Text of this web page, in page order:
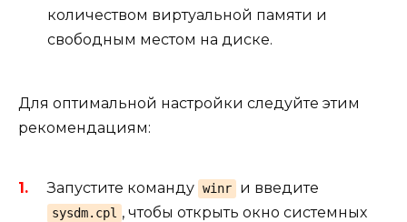
количеством виртуальной памяти и
свободным местом на диске.
Для оптимальной настройки следуйте этим
рекомендациям:
Запустите команду winr и введите
sysdm.cpl , чтобы открыть окно системных